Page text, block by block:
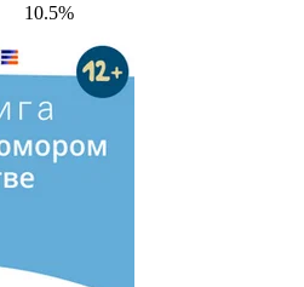
10.5%